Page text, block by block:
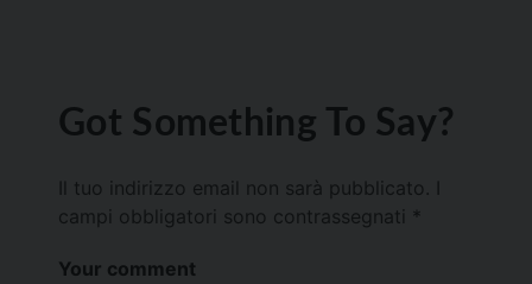
Got Something To Say?
Il tuo indirizzo email non sarà pubblicato.
campi obbligatori sono contrassegnati *
Your comment